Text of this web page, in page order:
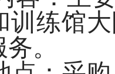
训练馆
。